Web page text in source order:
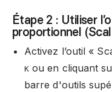
Étape 2 : Utiliser
proportionnel
Activez l’outil «
K ou en cliquant
barre d'outils